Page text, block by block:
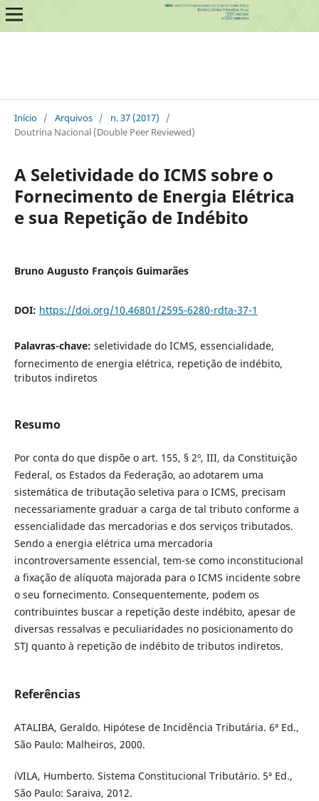
Início / Arquivos / n. 37 (2017)
/
Doutrina Nacional (Double Peer Reviewed)
A Seletividade do ICMS sobre o
Fornecimento de Energia Elétrica
e sua Repetição de Indébito
Bruno Augusto François Guimarães
DOI: https://doi.org/10.46801/2595-6280-rdta-37-1
Palavras-chave: seletividade do ICMS, essencialidade,
fornecimento de energia elétrica, repetição de indébito,
tributos indiretos
Resumo
Por conta do que dispõe o art. 155, § 2º, III, da Constituição
Federal, os Estados da Federação, ao adotarem uma
sistemática de tributação seletiva para o ICMS, precisam
necessariamente graduar a carga de tal tributo conforme a
essencialidade das mercadorias e dos serviços tributados.
Sendo a energia elétrica uma mercadoria
incontroversamente essencial, tem-se como inconstitucional
a fixação de alíquota majorada para o ICMS incidente sobre
o seu fornecimento. Consequentemente, podem os
contribuintes buscar a repetição deste indébito, apesar de
diversas ressalvas e peculiaridades no posicionamento do
STJ quanto à repetição de indébito de tributos indiretos.
Referências
ATALIBA, Geraldo. Hipótese de Incidência Tributária. 6ª Ed.,
São Paulo: Malheiros, 2000.
íVILA, Humberto. Sistema Constitucional Tributário. 5ª Ed.,
São Paulo: Saraiva, 2012.